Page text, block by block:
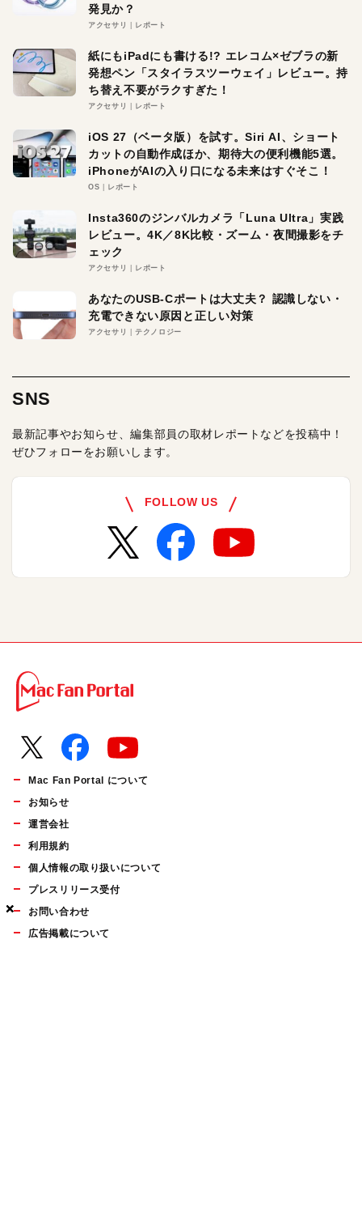
×
×
×
発見か？
アクセサリ レポート
紙にもiPadにも書ける!? エレコム×ゼブラの新
発想ペン「スタイラスツーウェイ」レビュー。持
ち替え不要がラクすぎた！
アクセサリ レポート
iOS 27（ベータ版）を試す。Siri AI、ショート
カットの自動作成ほか、期待大の便利機能5選。
iPhoneがAIの入り口になる未来はすぐそこ！
OS レポート
Insta360のジンバルカメラ「Luna Ultra」実践
レビュー。4K／8K比較・ズーム・夜間撮影をチ
ェック
アクセサリ レポート
あなたのUSB-Cポートは大丈夫？ 認識しない・
充電できない原因と正しい対策
アクセサリ テクノロジー
SNS
最新記事やお知らせ、編集部員の取材レポートなどを投稿中！
ぜひフォローをお願いします。
FOLLOW US
Mac Fan Portal について
お知らせ
運営会社
利用規約
個人情報の取り扱いについて
プレスリリース受付
お問い合わせ
広告掲載について